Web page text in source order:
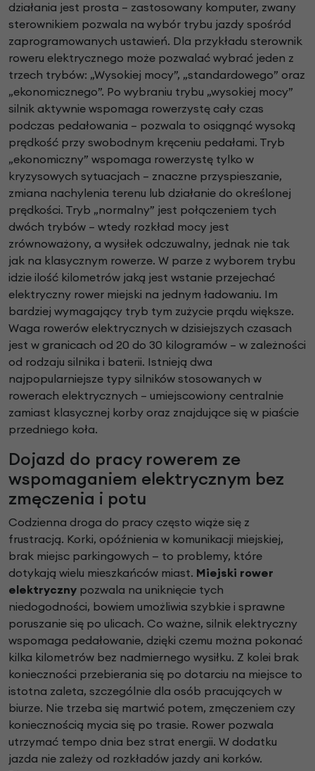
działania jest prosta – zastosowany komputer, zwany
sterownikiem pozwala na wybór trybu jazdy spośród
zaprogramowanych ustawień. Dla przykładu sterownik
roweru elektrycznego może pozwalać wybrać jeden z
trzech trybów: „Wysokiej mocy”, „standardowego” oraz
„ekonomicznego”. Po wybraniu trybu „wysokiej mocy”
silnik aktywnie wspomaga rowerzystę cały czas
podczas pedałowania – pozwala to osiągnąć wysoką
prędkość przy swobodnym kręceniu pedałami. Tryb
„ekonomiczny” wspomaga rowerzystę tylko w
kryzysowych sytuacjach – znaczne przyspieszanie,
zmiana nachylenia terenu lub działanie do określonej
prędkości. Tryb „normalny” jest połączeniem tych
dwóch trybów – wtedy rozkład mocy jest
zrównoważony, a wysiłek odczuwalny, jednak nie tak
jak na klasycznym rowerze. W parze z wyborem trybu
idzie ilość kilometrów jaką jest wstanie przejechać
elektryczny rower miejski na jednym ładowaniu. Im
bardziej wymagający tryb tym zużycie prądu większe.
Waga rowerów elektrycznych w dzisiejszych czasach
jest w granicach od 20 do 30 kilogramów – w zależności
od rodzaju silnika i baterii. Istnieją dwa
najpopularniejsze typy silników stosowanych w
rowerach elektrycznych – umiejscowiony centralnie
zamiast klasycznej korby oraz znajdujące się w piaście
przedniego koła.
Dojazd do pracy rowerem ze
wspomaganiem elektrycznym bez
zmęczenia i potu
Codzienna droga do pracy często wiąże się z
frustracją. Korki, opóźnienia w komunikacji miejskiej,
brak miejsc parkingowych — to problemy, które
dotykają wielu mieszkańców miast. Miejski rower
elektryczny pozwala na uniknięcie tych
niedogodności, bowiem umożliwia szybkie i sprawne
poruszanie się po ulicach. Co ważne, silnik elektryczny
wspomaga pedałowanie, dzięki czemu można pokonać
kilka kilometrów bez nadmiernego wysiłku. Z kolei brak
konieczności przebierania się po dotarciu na miejsce to
istotna zaleta, szczególnie dla osób pracujących w
biurze. Nie trzeba się martwić potem, zmęczeniem czy
koniecznością mycia się po trasie. Rower pozwala
utrzymać tempo dnia bez strat energii. W dodatku
jazda nie zależy od rozkładów jazdy ani korków.